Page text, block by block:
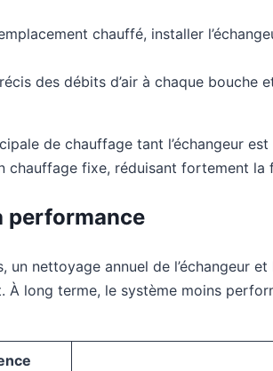
chauffé, installer
des débits d’air à chaque bouche
de chauffage tant l’échangeur
fixe, réduisant fortement la
performance
nettoyage annuel de l’échangeur
long terme, le système moins